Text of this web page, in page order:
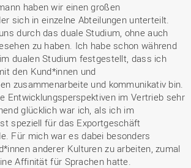
haben wir einen großen
sich in einzelne Abteilungen unterteilt.
durch das duale Studium, ohne auch
zu haben. Ich habe schon während
dualen Studium festgestellt, dass ich
den Kund*innen und
zusammenarbeite und kommunikativ bin.
Entwicklungsperspektiven im Vertrieb sehr
glücklich war ich, als ich im
speziell für das Exportgeschäft
Für mich war es dabei besonders
anderer Kulturen zu arbeiten, zumal
Affinität für Sprachen hatte.